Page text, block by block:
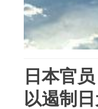
日本官
以遏制